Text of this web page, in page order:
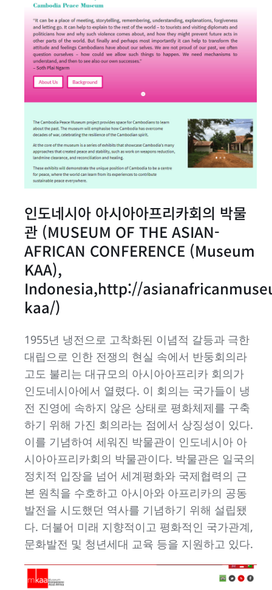
인도네시아 아시아아프리카회의 박물
관 (MUSEUM OF THE ASIAN-
AFRICAN CONFERENCE (Museum
KAA),
Indonesia,http://
kaa/)
1955년 냉전으로 고착화된 이념적 갈등과 극한
대립으로 인한 전쟁의 현실 속에서 반둥회의라
고도 불리는 대규모의 아시아아프리카 회의가
인도네시아에서 열렸다. 이 회의는 국가들이 냉
전 진영에 속하지 않은 상태로 평화체제를 구축
하기 위해 가진 회의라는 점에서 상징성이 있다.
이를 기념하여 세워진 박물관이 인도네시아 아
시아아프리카회의 박물관이다. 박물관은 일국의
정치적 입장을 넘어 세계평화와 국제협력의 근
본 원칙을 수호하고 아시아와 아프리카의 공동
발전을 시도했던 역사를 기념하기 위해 설립됐
다. 더불어 미래 지향적이고 평화적인 국가관계,
문화발전 및 청년세대 교육 등을 지원하고 있다.